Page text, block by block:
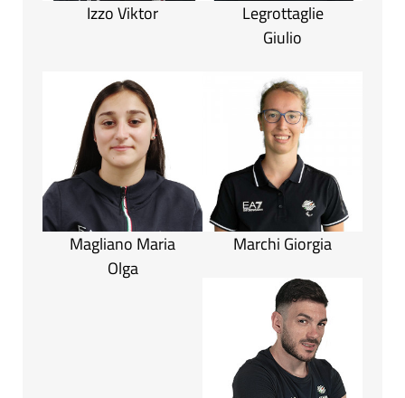
Izzo Viktor
Legrottaglie
Giulio
Magliano Maria
Olga
Marchi Giorgia